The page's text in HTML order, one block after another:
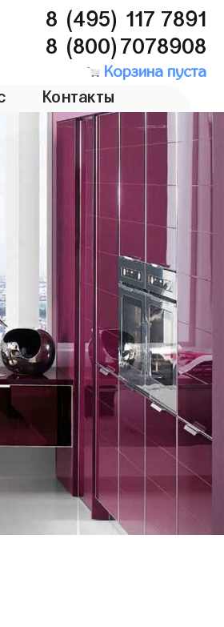
8 (495) 117 7891
8 (800)7078908
Корзина пуста
Контакты